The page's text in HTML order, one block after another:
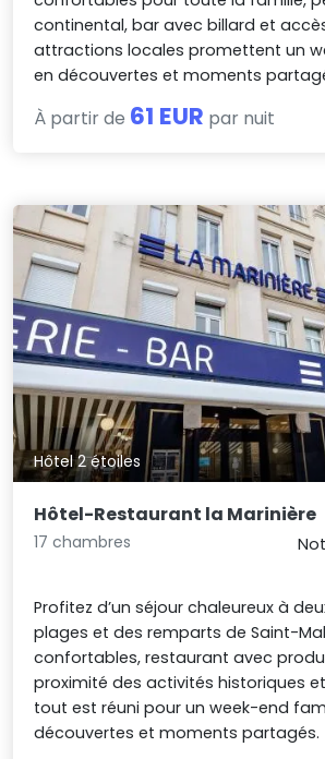
continental, bar avec billard et
attractions locales promettent un
en découvertes et moments
À partir de 61 EUR par nuit
Hôtel 2 étoiles
Hôtel-Restaurant la Marinière
17 chambres
Profitez d’un séjour chaleureux à
plages et des remparts de Saint-
confortables, restaurant avec
proximité des activités historiques
tout est réuni pour un week-end
découvertes et moments partagés.